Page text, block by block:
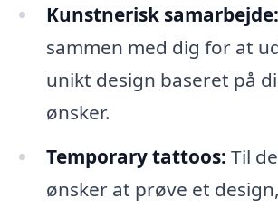
Kunstnerisk samarbejde:
sammen med dig for at
unikt design baseret på
ønsker.
Temporary tattoos: Til
ønsker at prøve et